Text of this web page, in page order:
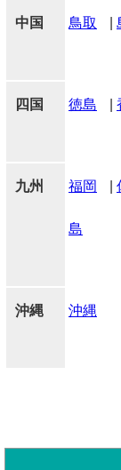
中国 鳥取
四国 徳島
九州 福岡
島
沖縄 沖縄